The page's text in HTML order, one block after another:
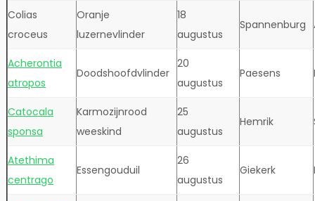
Colias
croceus
Oranje
luzernevlinder
18
augustus
Spannenburg
Acherontia
atropos
Doodshoofdvlinder
20
augustus
Paesens
Catocala
sponsa
Karmozijnrood
weeskind
25
augustus
Hemrik
Atethima
centrago
Essengouduil
26
augustus
Giekerk